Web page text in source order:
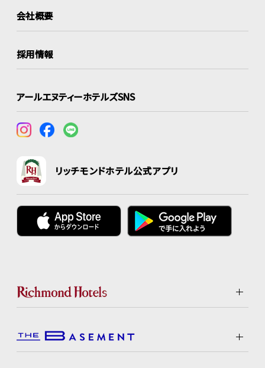
会社概要
採用情報
アールエヌティーホテルズSNS
リッチモンドホテル公式アプリ